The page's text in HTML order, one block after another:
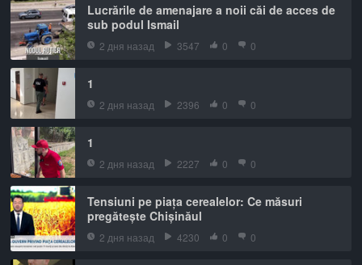
Lucrările de amenajare a noii căi de acces de
sub podul Ismail
2 дня назад 3547 0 0
1
2 дня назад 2396 0 0
1
2 дня назад 2227 0 0
Tensiuni pe piața cerealelor: Ce măsuri
pregătește Chișinăul
2 дня назад 4230 0 0